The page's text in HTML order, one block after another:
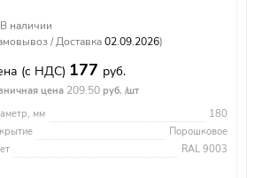
В наличии
/ Доставка02.09.2026)
(с НДС) 177 руб.
цена 209.50 руб. /шт
мм
180
Порошковое
RAL 9003